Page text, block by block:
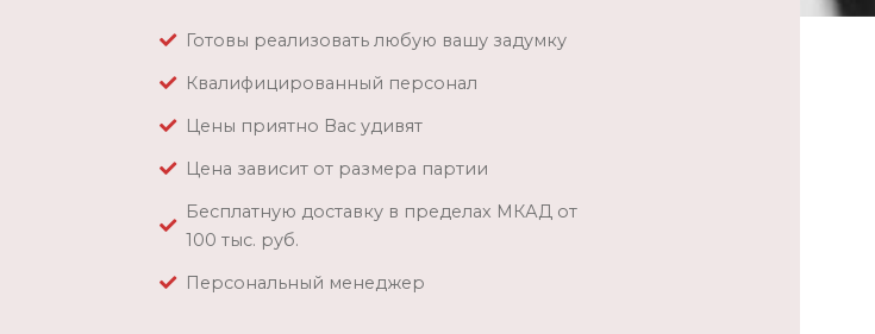
Готовы реализовать любую вашу задумку
Квалифицированный персонал
Цены приятно Вас удивят
Цена зависит от размера партии
Бесплатную доставку в пределах МКАД от
100 тыс. руб.
Персональный менеджер